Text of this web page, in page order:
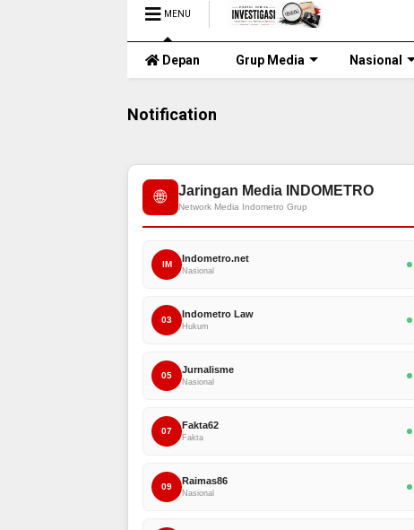
MENU
Depan Grup Media Nasional
Notification
🌐 Jaringan Media INDOMETRO
Network Media Indometro Grup
IM
Indometro.net
Nasional
03
Indometro Law
Hukum
05
Jurnalisme
Nasional
07
Fakta62
Fakta
09
Raimas86
Nasional